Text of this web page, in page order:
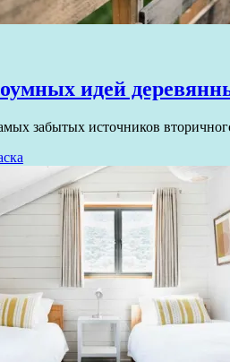
идей
забытых источников